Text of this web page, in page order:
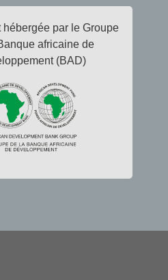
hébergée par le Groupe
africaine de
(BAD)